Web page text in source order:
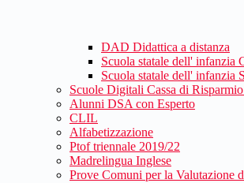
DAD Didattica a distanza
Scuola statale dell' infanzia
Scuola statale dell' infanzia
Scuole Digitali Cassa di
Alunni DSA con Esperto
CLIL
Alfabetizzazione
Ptof triennale 2019/22
Madrelingua Inglese
Prove Comuni per la Valutazione